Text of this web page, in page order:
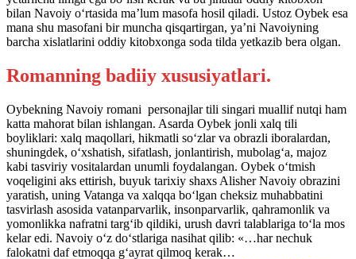
bilan Navoiy o‘rtasida ma’lum masofa hosil qiladi. Ustoz Oybek esa
mana shu masofani bir muncha qisqartirgan, ya’ni Navoiyning
barcha xislatlarini oddiy kitobxonga soda tilda yetkazib bera olgan.
Romanning badiiy xususiyatlari.
Oybekning Navoiy romani personajlar tili singari muallif nutqi ham
katta mahorat bilan ishlangan. Asarda Oybek jonli xalq tili
boyliklari: xalq maqollari, hikmatli so‘zlar va obrazli iboralardan,
shuningdek, o‘xshatish, sifatlash, jonlantirish, mubolag‘a, majoz
kabi tasviriy vositalardan unumli foydalangan. Oybek o‘tmish
voqeligini aks ettirish, buyuk tarixiy shaxs Alisher Navoiy obrazini
yaratish, uning Vatanga va xalqqa bo‘lgan cheksiz muhabbatini
tasvirlash asosida vatanparvarlik, insonparvarlik, qahramonlik va
yomonlikka nafratni targ‘ib qildiki, urush davri talablariga to‘la mos
kelar edi. Navoiy o‘z do‘stlariga nasihat qilib: «…har nechuk
falokatni daf etmoqqa g‘ayrat qilmoq kerak…